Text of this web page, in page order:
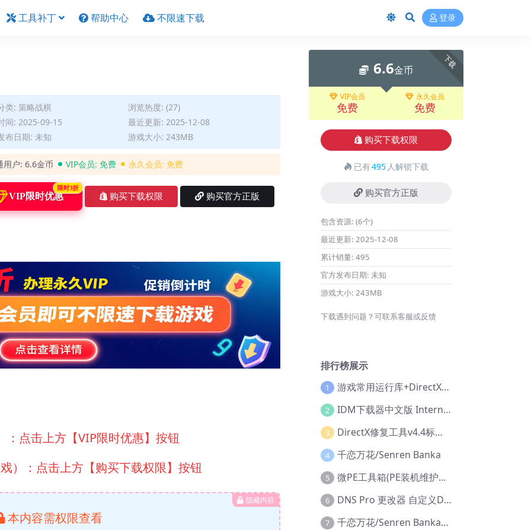
工具补丁 帮助中心 不限速下载 登录
类: 策略战棋
浏览热度: (27)
间: 2025-09-15
最近更新: 2025-12-08
布日期: 未知
游戏大小: 243MB
用户: 6.6金币 VIP会员: 免费 永久会员: 免费
VIP限时优惠
限时3折
购买下载权限 购买官方正版
点击上方【VIP限时优惠】按钮
）：点击上方【购买下载权限】按钮
隐藏内容
本内容需权限查看
下载
6.6金币
VIP会员
免费
永久会员
免费
购买下载权限
已有495 人解锁下载
购买官方正版
包含资源: (6个)
最近更新: 2025-12-08
累计销量: 495
官方发布日期: 未知
游戏大小: 243MB
下载遇到问题？可联系客服或反馈
排行榜展示
1 游戏常用运行库+DirectX修复增强版
2 IDM下载器中文版 Internet Download Manager v6.42.36 IDM
3 DirectX修复工具v4.4标准版+增强版+在线修复版
4 千恋万花/Senren Banka
5 微PE工具箱(PE装机维护工具) v2.3官方正式版
6 DNS Pro 更改器 自定义DNS修改
7 千恋万花/Senren Banka/安卓版